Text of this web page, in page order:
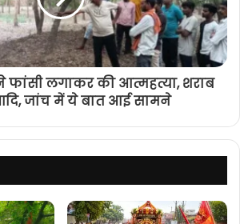
फांसी लगाकर की आत्महत्या, शराब
जांच में ये बात आई सामने